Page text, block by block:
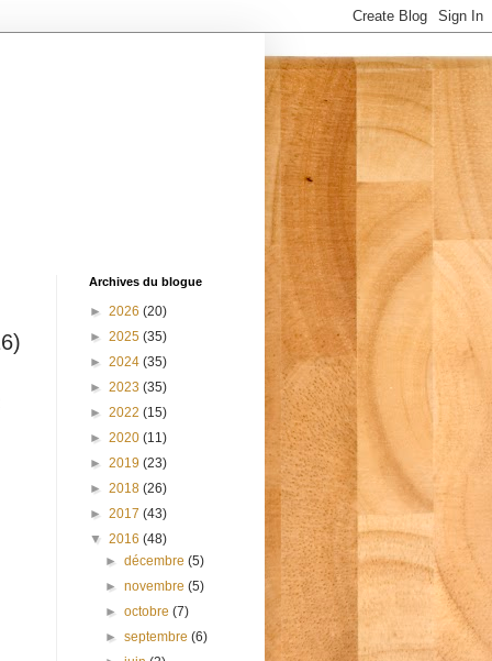
Archives du blogue
► 2026 (20)
► 2025 (35)
► 2024 (35)
► 2023 (35)
► 2022 (15)
► 2020 (11)
► 2019 (23)
► 2018 (26)
► 2017 (43)
▼ 2016 (48)
►décembre(5)
►novembre(5)
►octobre(7)
►septembre(6)